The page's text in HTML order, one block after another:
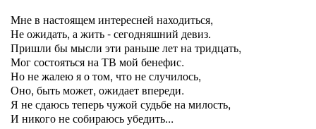
Мне в настоящем интересней находиться,
Не ожидать, а жить - сегодняшний девиз.
Пришли бы мысли эти раньше лет на тридцать,
Мог состояться на ТВ мой бенефис.
Но не жалею я о том, что не случилось,
Оно, быть может, ожидает впереди.
Я не сдаюсь теперь чужой судьбе на милость,
И никого не собираюсь убедить...